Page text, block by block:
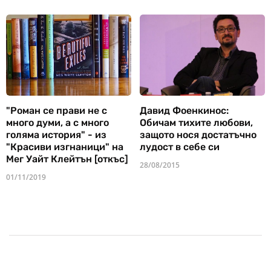
"Роман се прави не с
много думи, а с много
голяма история" - из
"Красиви изгнаници" на
Мег Уайт Клейтън [откъс]
01/11/2019
Давид Фоенкинос:
Обичам тихите любови,
защото нося достатъчно
лудост в себе си
28/08/2015